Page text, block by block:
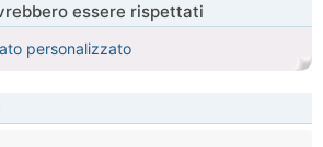
essere rispettati
personalizzato